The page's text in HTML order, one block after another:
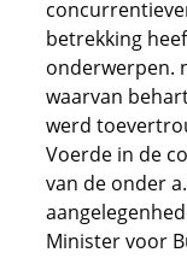
betrekking
onderwerpen.
waarvan
werd
Voerde in de
van de onder
Minister voor